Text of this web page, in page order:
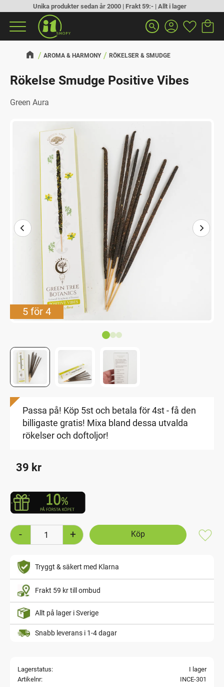
Meny
Unika produkter sedan år 2000 | Frakt 59:- | Allt i lager
search
AROMA & HARMONY RÖKELSER & SMUDGE
Rökelse Smudge Positive Vibes
Green Aura
5 för 4
Passa på! Köp 5st och betala för 4st - få den
billigaste gratis! Mixa bland dessa utvalda
rökelser och doftoljor!
39 kr
+
-
Tryggt & säkert med Klarna
Frakt 59 kr till ombud
Allt på lager i Sverige
Snabb leverans i 1-4 dagar
Lagerstatus
I lager
Artikelnr
INCE-301